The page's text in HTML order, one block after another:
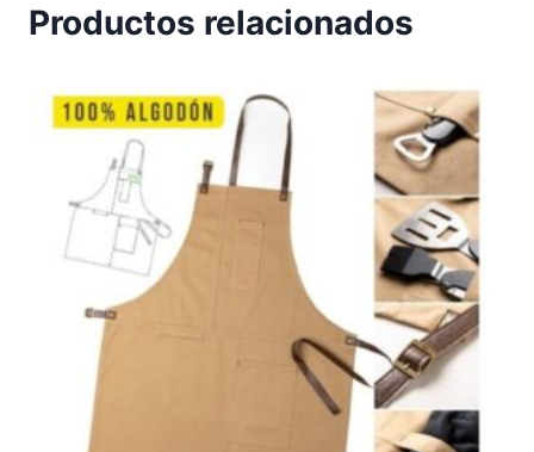
Productos relacionados